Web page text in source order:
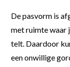
De pasvorm is
met ruimte waar
telt. Daardoor
een onwillige